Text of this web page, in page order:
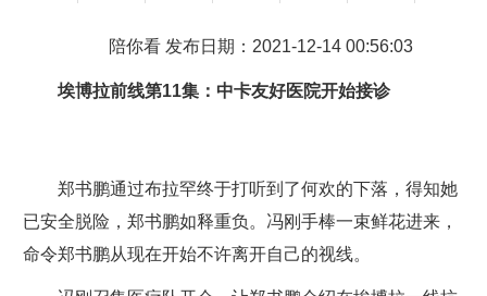
陪你看 发布日期：2021-12-14 00:56:03
埃博拉前线第11集：中卡友好医院开始接诊
郑书鹏通过布拉罕终于打听到了何欢的下落，得知她
已安全脱险，郑书鹏如释重负。冯刚手棒一束鲜花进来，
命令郑书鹏从现在开始不许离开自己的视线。